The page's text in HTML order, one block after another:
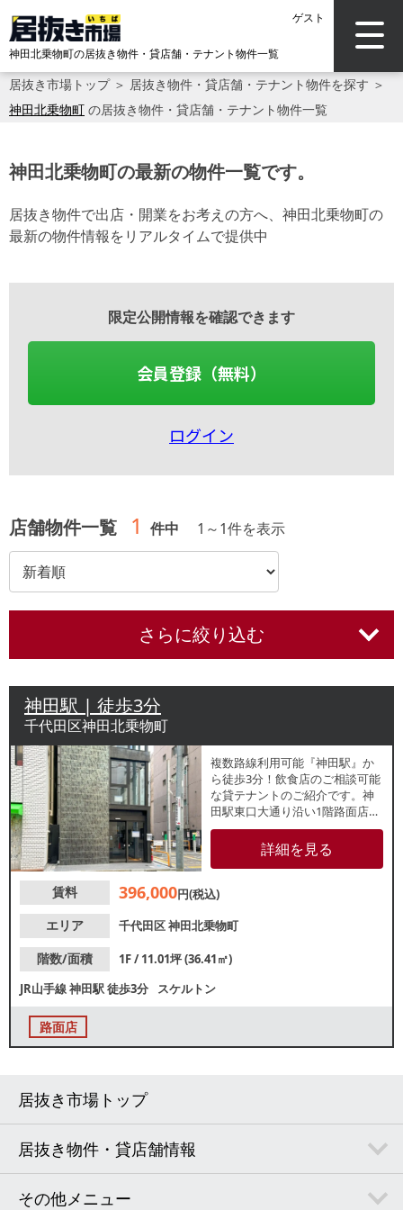
ゲスト
神田北乗物町の居抜き物件・貸店舗・テナント物件一覧
居抜き市場トップ＞ 居抜き物件・貸店舗・テナント物件を探す ＞
神田北乗物町 の居抜き物件・貸店舗・テナント物件一覧
神田北乗物町の最新の物件一覧です。
居抜き物件で出店・開業をお考えの方へ、神田北乗物町の
最新の物件情報をリアルタイムで提供中
限定公開情報を確認できます
会員登録（無料）
ログイン
店舗物件一覧 1 件中 1 ～1件を表示
さらに絞り込む
神田駅 | 徒歩3分
千代田区神田北乗物町
複数路線利用可能『神田駅』か
ら徒歩3分！飲食店のご相談可能
な貸テナントのご紹介です。神
田駅東口大通り沿い1階路面店で
視認性も良好！現在は居酒屋が
営業中で、スケルトン引渡しの
予定です。引き渡し状況や業種
詳細を見る
賃料 396,000円(税込)
エリア
千代田区神田北乗物町
階数/面積
1F / 11.01坪 (36.41㎡)
JR山手線神田駅徒歩3分 スケルトン
路面店
居抜き市場トップ
居抜き物件・貸店舗情報
その他メニュー